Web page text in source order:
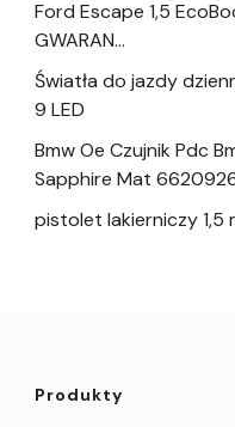
Ford Escape 1,5
GWARAN…
Światła do jazdy
9 LED
Bmw Oe Czujnik Pdc
Sapphire Mat
pistolet lakierniczy 1,5
Produkty